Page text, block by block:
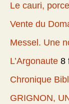
Le cauri,
Vente du
Messel. Une
L’Argonaute 8
Chronique
GRIGNON,